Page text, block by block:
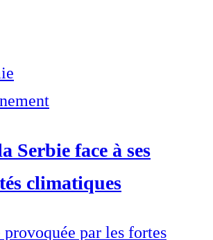
Serbie face à ses
climatiques
provoquée par les fortes